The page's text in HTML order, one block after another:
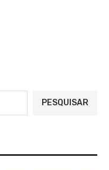
PESQUISAR